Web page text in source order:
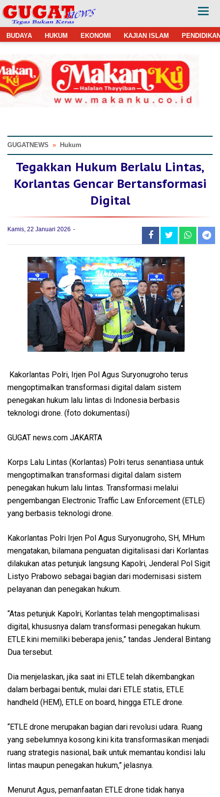
BUDAYA HUKUM EKONOMI KAJIAN ISLAM
GUGATNEWS » Hukum
Tegakkan Hukum Berlalu Lintas,
Korlantas Gencar Bertansformasi
Digital
Kamis, 22 Januari 2026
Kakorlantas Polri, Irjen Pol Agus Suryonugroho terus
mengoptimalkan transformasi digital dalam sistem
penegakan hukum lalu lintas di Indonesia berbasis
teknologi drone. (foto dokumentasi)
GUGAT news.com JAKARTA
Korps Lalu Lintas (Korlantas) Polri terus senantiasa untuk
mengoptimalkan transformasi digital dalam sistem
penegakan hukum lalu lintas. Transformasi melalui
pengembangan Electronic Traffic Law Enforcement (ETLE)
yang berbasis teknologi drone.
Kakorlantas Polri Irjen Pol Agus Suryonugroho, SH, MHum
mengatakan, bilamana penguatan digitalisasi dari Korlantas
dilakukan atas petunjuk langsung Kapolri, Jenderal Pol Sigit
Listyo Prabowo sebagai bagian dari modernisasi sistem
pelayanan dan penegakan hukum.
“Atas petunjuk Kapolri, Korlantas telah mengoptimalisasi
digital, khususnya dalam transformasi penegakan hukum.
ETLE kini memiliki beberapa jenis,” tandas Jenderal Bintang
Dua tersebut.
Dia menjelaskan, jika saat ini ETLE telah dikembangkan
dalam berbagai bentuk, mulai dari ETLE statis, ETLE
handheld (HEM), ETLE on board, hingga ETLE drone.
“ETLE drone merupakan bagian dari revolusi udara. Ruang
yang sebelumnya kosong kini kita transformasikan menjadi
ruang strategis nasional, baik untuk memantau kondisi lalu
lintas maupun penegakan hukum,” jelasnya.
Menurut Agus, pemanfaatan ETLE drone tidak hanya